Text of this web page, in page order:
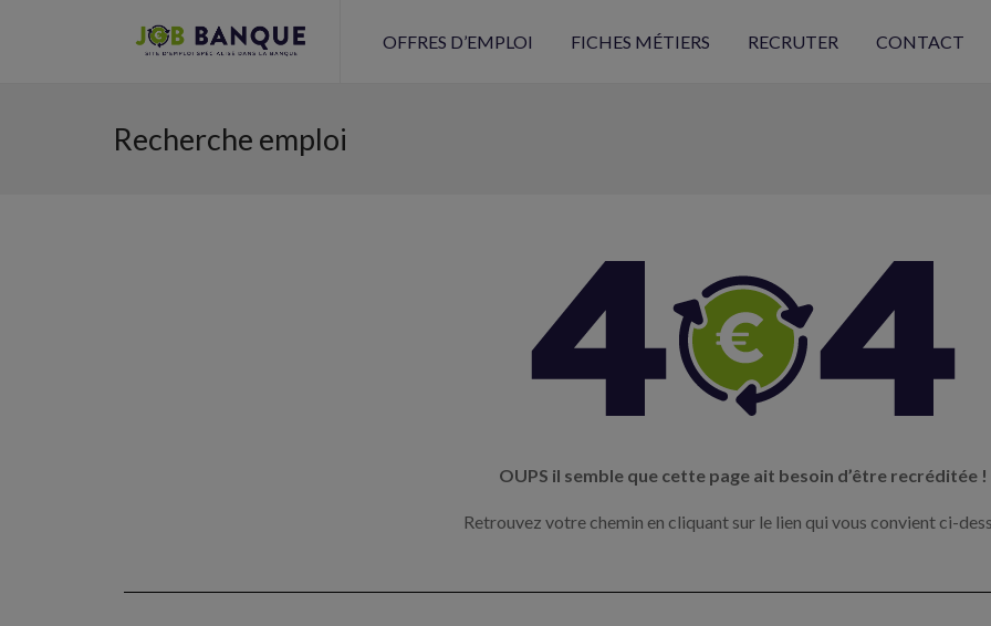
OFFRES D’EMPLOI FICHES MÉTIERS RECRUTER CONTACT
Recherche emploi
OUPS il semble que cette page ait besoin d’être recréditée !
Retrouvez votre chemin en cliquant sur le lien qui vous convient ci-